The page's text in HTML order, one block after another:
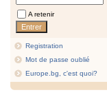
A retenir
Registration
Mot de passe oublié
Europe.bg, c'est quoi?